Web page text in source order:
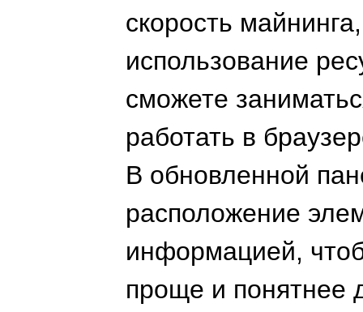
скорость
использование
сможете
работать в
В обновленной
расположение
информацией,
проще и понятнее